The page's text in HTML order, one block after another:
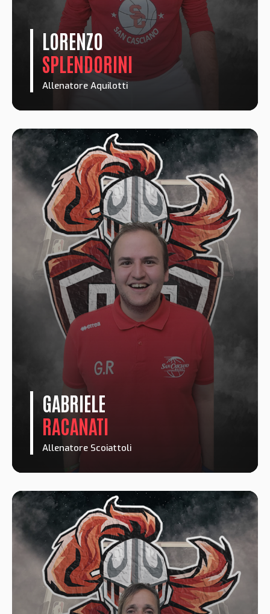
LORENZO
SPLENDORINI
Allenatore Aquilotti
GABRIELE
RACANATI
Allenatore Scoiattoli